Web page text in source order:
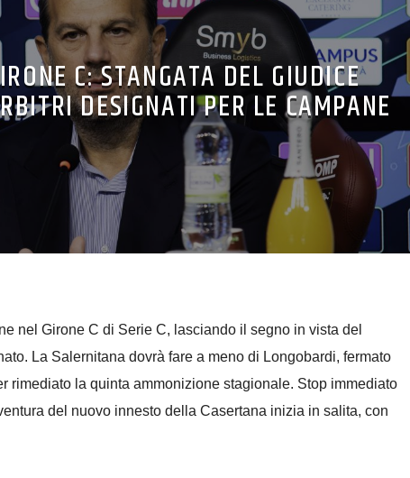
C: STANGATA DEL GIUDICE
DESIGNATI PER LE CAMPANE
nel Girone C di Serie C, lasciando il segno in vista del
La Salernitana dovrà fare a meno di Longobardi, fermato
rimediato la quinta ammonizione stagionale. Stop immediato
del nuovo innesto della Casertana inizia in salita, con